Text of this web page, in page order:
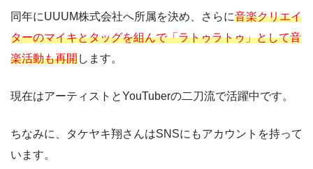
同年にUUUM株式会社へ所属を決め、さらに音楽クリエイ
ターのマイキとタッグを組んで「ラトゥラトゥ」として音
楽活動も再開します。
現在はアーティストとYouTuberの二刀流で活躍中です。
ちなみに、タケヤキ翔さんはSNSにもアカウントを持って
います。